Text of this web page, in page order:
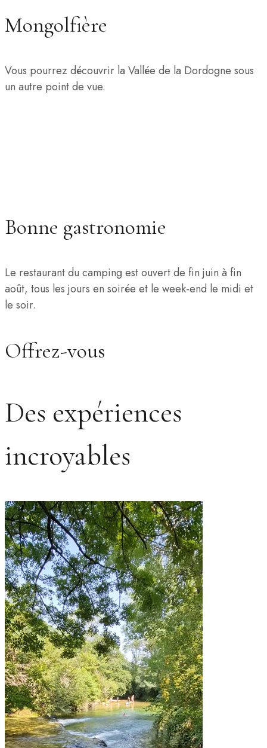
Mongolfière
Vous pourrez découvrir la Vallée de la Dordogne sous
un autre point de vue.
Bonne gastronomie
Le restaurant du camping est ouvert de fin juin à fin
août, tous les jours en soirée et le week-end le midi et
le soir.
Offrez-vous
Des expériences
incroyables